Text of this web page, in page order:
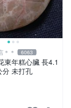
＊＊ 6063
分 未打孔